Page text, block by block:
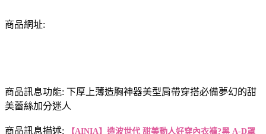
商品網址:
商品訊息功能: 下厚上薄造胸神器美型肩帶穿搭必備夢幻的甜
美蕾絲加分迷人
商品訊息描述:
【AINIA】造波世代 甜美動人好穿內衣褲?黑 A-D罩